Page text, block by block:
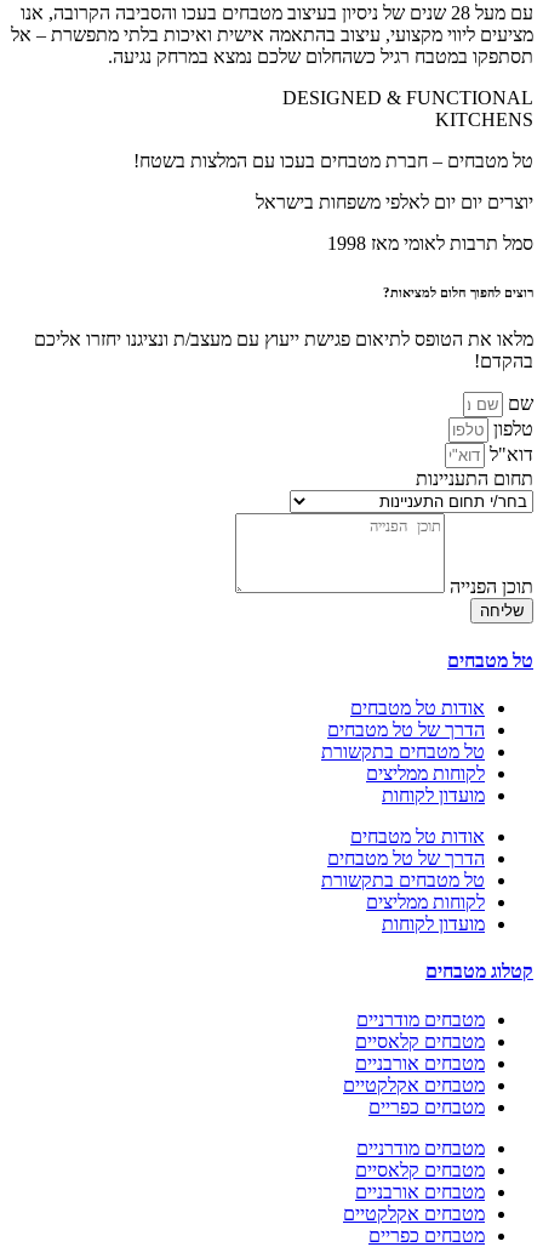
עם מעל 28 שנים של ניסיון בעיצוב מטבחים בעכו והסביבה הקרובה, אנו
מציעים ליווי מקצועי, עיצוב בהתאמה אישית ואיכות בלתי מתפשרת – אל
תסתפקו במטבח רגיל כשהחלום שלכם נמצא במרחק נגיעה.
DESIGNED & FUNCTIONAL
KITCHENS
טל מטבחים – חברת מטבחים בעכו עם המלצות בשטח!
יוצרים יום יום לאלפי משפחות בישראל
סמל תרבות לאומי מאז 1998
רוצים להפוך חלום למציאות?
מלאו את הטופס לתיאום פגישת ייעוץ עם מעצב/ת ונציגנו יחזרו אליכם
בהקדם!
שם
טלפון
דוא"ל
תחום התעניינות
תוכן הפנייה
שליחה
טל מטבחים
אודות טל מטבחים
הדרך של טל מטבחים
טל מטבחים בתקשורת
לקוחות ממליצים
מועדון לקוחות
אודות טל מטבחים
הדרך של טל מטבחים
טל מטבחים בתקשורת
לקוחות ממליצים
מועדון לקוחות
קטלוג מטבחים
מטבחים מודרניים
מטבחים קלאסיים
מטבחים אורבניים
מטבחים אקלקטיים
מטבחים כפריים
מטבחים מודרניים
מטבחים קלאסיים
מטבחים אורבניים
מטבחים אקלקטיים
מטבחים כפריים